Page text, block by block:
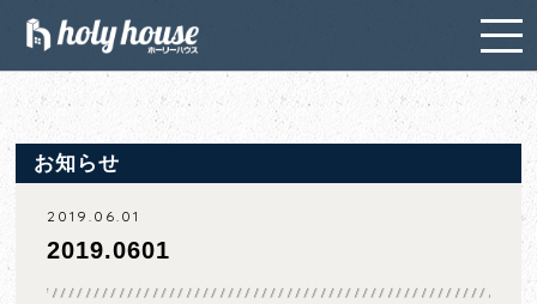
お知らせ
2019.06.01
2019.0601